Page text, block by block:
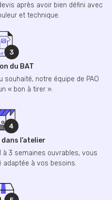
après avoir bien défini avec
et technique.
du BAT
notre équipe de PAO
« bon à tirer ».
l’atelier
à 3 semaines ouvrables, vous
adaptée à vos besoins.